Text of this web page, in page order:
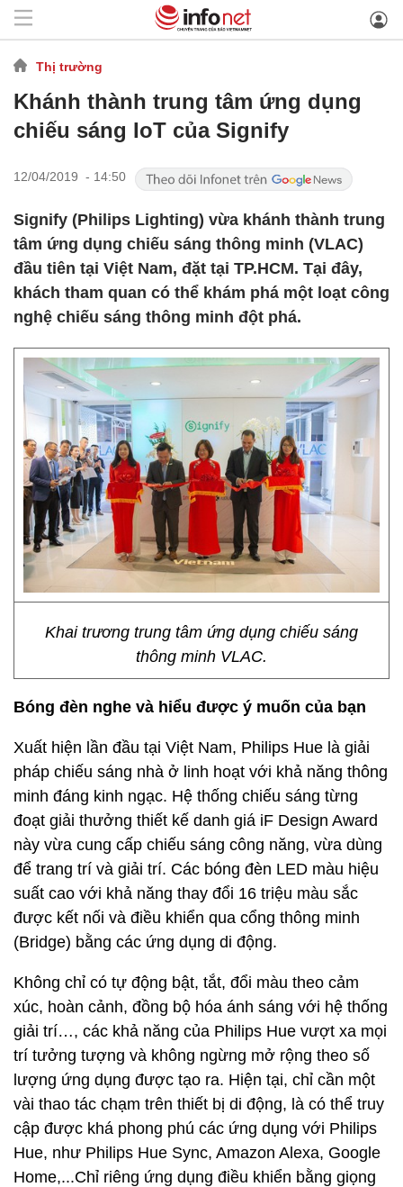
Thị trường
Khánh thành trung tâm ứng dụng
chiếu sáng IoT của Signify
12/04/2019 - 14:50
Signify (Philips Lighting) vừa khánh thành trung
tâm ứng dụng chiếu sáng thông minh (VLAC)
đầu tiên tại Việt Nam, đặt tại TP.HCM. Tại đây,
khách tham quan có thể khám phá một loạt công
nghệ chiếu sáng thông minh đột phá.
Khai trương trung tâm ứng dụng chiếu sáng
thông minh VLAC.
Bóng đèn nghe và hiểu được ý muốn của bạn
Xuất hiện lần đầu tại Việt Nam, Philips Hue là giải
pháp chiếu sáng nhà ở linh hoạt với khả năng thông
minh đáng kinh ngạc. Hệ thống chiếu sáng từng
đoạt giải thưởng thiết kế danh giá iF Design Award
này vừa cung cấp chiếu sáng công năng, vừa dùng
để trang trí và giải trí. Các bóng đèn LED màu hiệu
suất cao với khả năng thay đổi 16 triệu màu sắc
được kết nối và điều khiển qua cổng thông minh
(Bridge) bằng các ứng dụng di động.
Không chỉ có tự động bật, tắt, đổi màu theo cảm
xúc, hoàn cảnh, đồng bộ hóa ánh sáng với hệ thống
giải trí…, các khả năng của Philips Hue vượt xa mọi
trí tưởng tượng và không ngừng mở rộng theo số
lượng ứng dụng được tạo ra. Hiện tại, chỉ cần một
vài thao tác chạm trên thiết bị di động, là có thể truy
cập được khá phong phú các ứng dụng với Philips
Hue, như Philips Hue Sync, Amazon Alexa, Google
Home,...Chỉ riêng ứng dụng điều khiển bằng giọng